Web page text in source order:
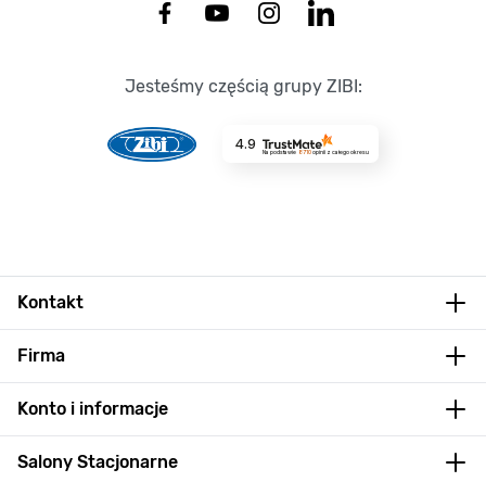
Jesteśmy częścią grupy ZIBI:
4.9
Na podstawie 8710opinii z całego okresu
Kontakt
Firma
Konto i informacje
Salony Stacjonarne